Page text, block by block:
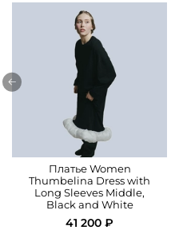
Платье Women
Thumbelina Dress with
Long Sleeves Middle,
Black and White
41 200 ₽